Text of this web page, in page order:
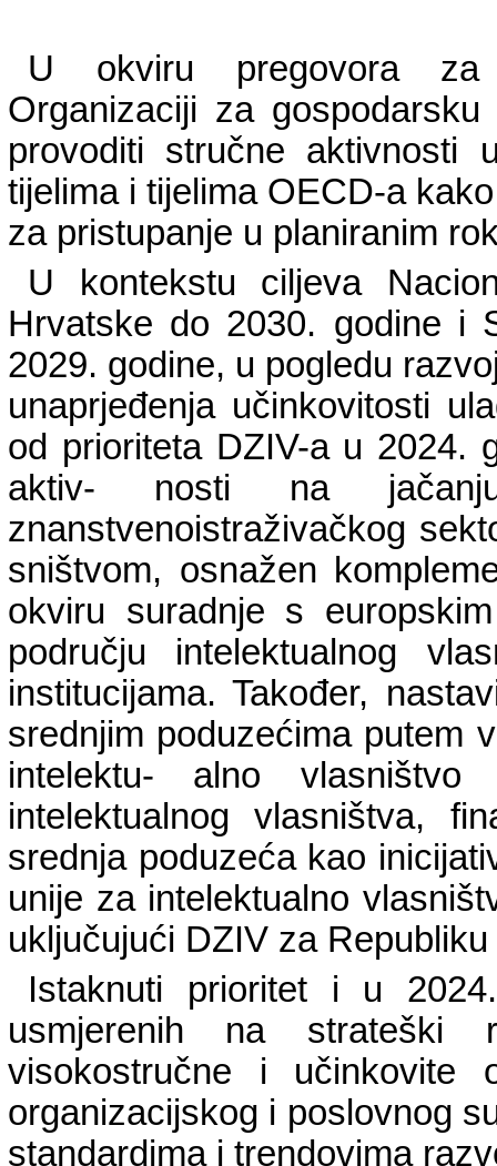
U okviru pregovora za
Organizaciji za
provoditi stručne aktivnosti
tijelima i tijelima OECD-a
za pristupanje u planiranim
U kontekstu ciljeva
Hrvatske do 2030. godine i
2029. godine, u pogledu
unaprjeđenja učinkovitosti
od prioriteta DZIV-a u 2024.
aktiv- nosti na
znanstvenoistraživačkog
sništvom, osnažen
okviru suradnje s
području intelektualnog
institucijama. Također,
srednjim poduzećima putem
intelektu- alno
intelektualnog vlasništva,
srednja poduzeća kao
unije za intelektualno
uključujući DZIV za
Istaknuti prioritet i u
usmjerenih na strateški
visokostručne i učinkovite
organizacijskog i poslovnog
standardima i trendovima